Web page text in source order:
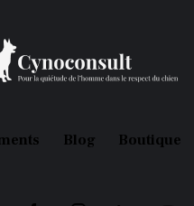
Blog Boutique